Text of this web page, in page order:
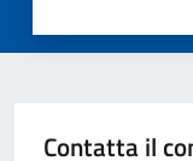
Contatta il